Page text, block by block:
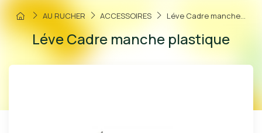
AU RUCHER ACCESSOIRES Léve Cadre manche...
Léve Cadre manche plastique